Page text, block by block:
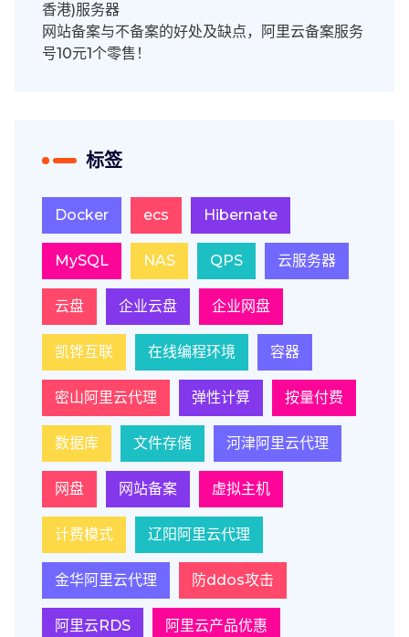
香港)服务器
网站备案与不备案的好处及缺点，阿里云备案服务
号10元1个零售！
标签
Docker ecs Hibernate
MySQL NAS QPS 云服务器
云盘 企业云盘 企业网盘
凯铧互联 在线编程环境 容器
密山阿里云代理 弹性计算 按量付费
数据库 文件存储 河津阿里云代理
网盘 网站备案 虚拟主机
计费模式 辽阳阿里云代理
金华阿里云代理 防ddos攻击
阿里云RDS 阿里云产品优惠